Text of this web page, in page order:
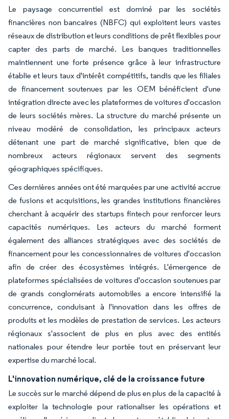
Le paysage concurrentiel est dominé par les sociétés
financières non bancaires (NBFC) qui exploitent leurs vastes
réseaux de distribution et leurs conditions de prêt flexibles pour
capter des parts de marché. Les banques traditionnelles
maintiennent une forte présence grâce à leur infrastructure
établie et leurs taux d'intérêt compétitifs, tandis que les filiales
de financement soutenues par les OEM bénéficient d'une
intégration directe avec les plateformes de voitures d'occasion
de leurs sociétés mères. La structure du marché présente un
niveau modéré de consolidation, les principaux acteurs
détenant une part de marché significative, bien que de
nombreux acteurs régionaux servent des segments
géographiques spécifiques.
Ces dernières années ont été marquées par une activité accrue
de fusions et acquisitions, les grandes institutions financières
cherchant à acquérir des startups fintech pour renforcer leurs
capacités numériques. Les acteurs du marché forment
également des alliances stratégiques avec des sociétés de
financement pour les concessionnaires de voitures d'occasion
afin de créer des écosystèmes intégrés. L'émergence de
plateformes spécialisées de voitures d'occasion soutenues par
de grands conglomérats automobiles a encore intensifié la
concurrence, conduisant à l'innovation dans les offres de
produits et les modèles de prestation de services. Les acteurs
régionaux s'associent de plus en plus avec des entités
nationales pour étendre leur portée tout en préservant leur
expertise du marché local.
L'innovation numérique, clé de la croissance future
Le succès sur le marché dépend de plus en plus de la capacité à
exploiter la technologie pour rationaliser les opérations et